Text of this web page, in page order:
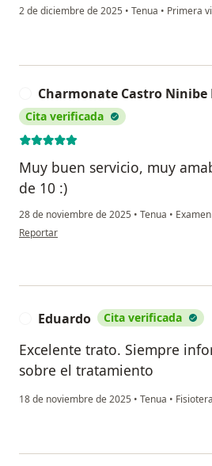
2 de diciembre de 2025 • Tenua • Primera
Charmonate Castro Ninibe
Cita verificada
Muy buen servicio, muy
de 10 :)
28 de noviembre de 2025 • Tenua •
en opinión del usuario Charmonate Castro
Reportar
Eduardo Cita verificada
Excelente trato. Siempre
sobre el tratamiento
18 de noviembre de 2025 • Tenua •